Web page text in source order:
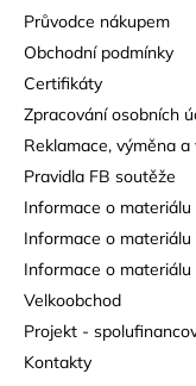
Průvodce nákupem
Obchodní podmínky
Certifikáty
Zpracování osobních
Reklamace, výměna
Pravidla FB soutěže
Informace o materiálu
Informace o materiálu
Informace o
Velkoobchod
Projekt -
Kontakty